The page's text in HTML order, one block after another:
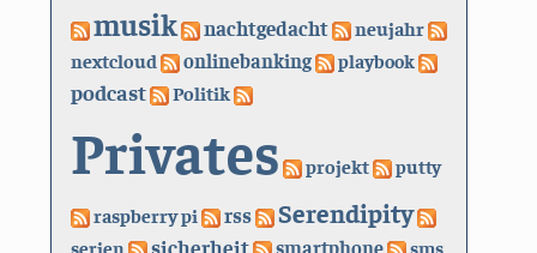
musik nachtgedacht neujahr
nextcloud onlinebanking playbook
podcast Politik
Privates projekt putty
raspberry pi rss Serendipity
serien sicherheit smartphone sms